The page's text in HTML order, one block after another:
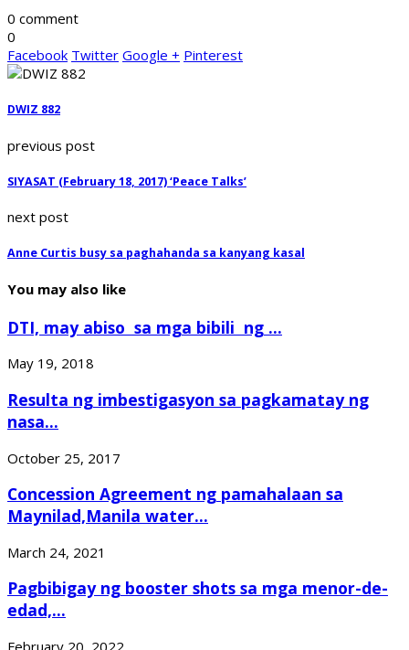
0 comment
0
Facebook Twitter Google + Pinterest
DWIZ 882
previous post
SIYASAT (February 18, 2017) ‘Peace Talks’
next post
Anne Curtis busy sa paghahanda sa kanyang kasal
You may also like
DTI, may abiso sa mga bibili ng ...
May 19, 2018
Resulta ng imbestigasyon sa pagkamatay ng
nasa...
October 25, 2017
Concession Agreement ng pamahalaan sa
Maynilad,Manila water...
March 24, 2021
Pagbibigay ng booster shots sa mga menor-de-
edad,...
February 20, 2022